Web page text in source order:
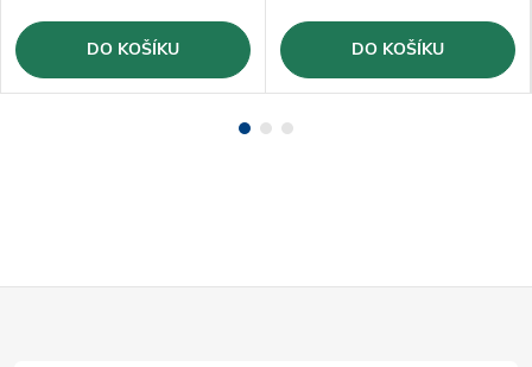
DO KOŠÍKU DO KOŠÍKU